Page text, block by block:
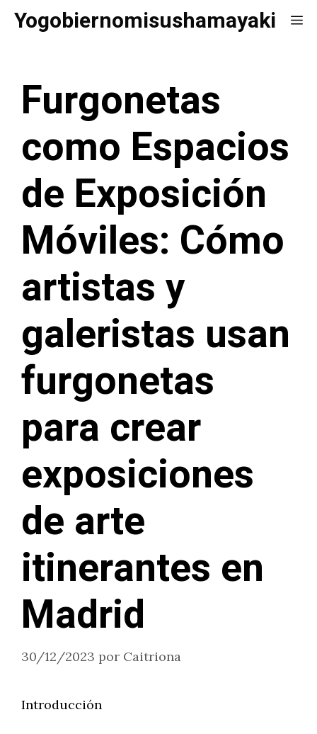
SaltarYogobiernomisushamayaki
Furgonetas
como Espacios
de Exposición
Móviles: Cómo
artistas y
galeristas usan
furgonetas
para crear
exposiciones
de arte
itinerantes en
Madrid
30/12/2023 por Caitriona
Introducción